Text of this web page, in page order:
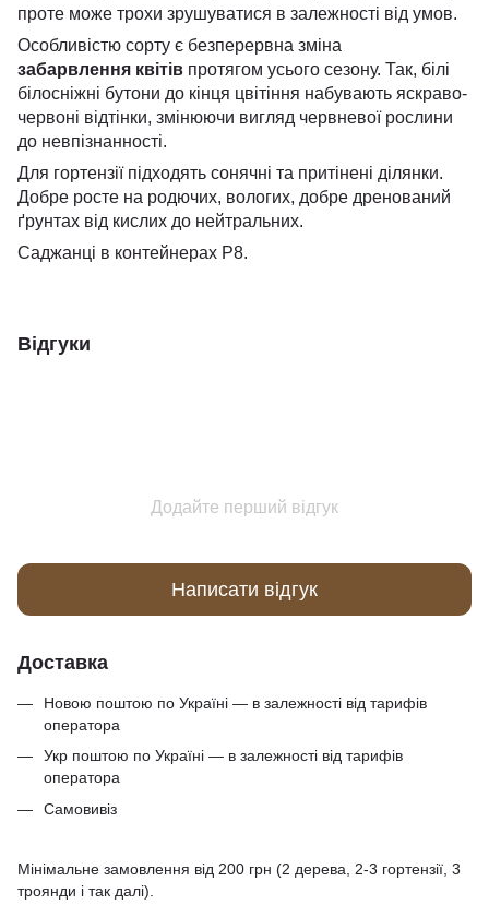
проте може трохи зрушуватися в залежності від умов.
Особливістю сорту є безперервна зміна
забарвлення квітів протягом усього сезону. Так, білі
білосніжні бутони до кінця цвітіння набувають яскраво-
червоні відтінки, змінюючи вигляд червневої рослини
до невпізнанності.
Для гортензії підходять сонячні та притінені ділянки.
Добре росте на родючих, вологих, добре дренований
ґрунтах від кислих до нейтральних.
Саджанці в контейнерах Р8.
Відгуки
Додайте перший відгук
Написати відгук
Доставка
Новою поштою по Україні — в залежності від тарифів
оператора
Укр поштою по Україні — в залежності від тарифів
оператора
Самовивіз
Мінімальне замовлення від 200 грн (2 дерева, 2-3 гортензії, 3
троянди і так далі).